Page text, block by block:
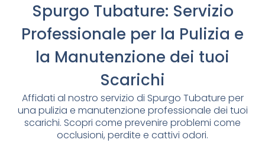
Spurgo Tubature: Servizio
Professionale per la Pulizia e
la Manutenzione dei tuoi
Scarichi
Affidati al nostro servizio di Spurgo Tubature per
una pulizia e manutenzione professionale dei tuoi
scarichi. Scopri come prevenire problemi come
occlusioni, perdite e cattivi odori.